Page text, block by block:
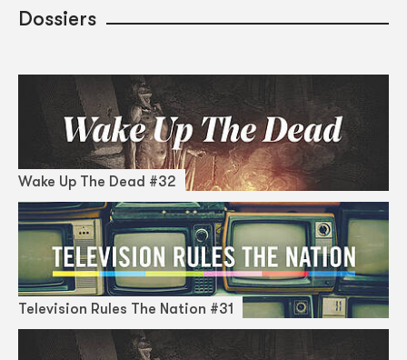
Dossiers
Wake Up The Dead #32
Television Rules The Nation #31